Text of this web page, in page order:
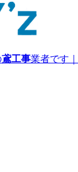
鳶工事業者です｜